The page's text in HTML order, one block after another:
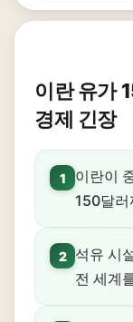
이란 유가
경제 긴장
1
이란이
150달러
2
석유 시
전 세계